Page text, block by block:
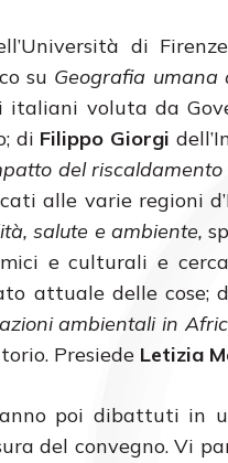
di
su Geografia umana
voluta da
di Filippo Giorgi
del
alle varie regioni
salute e ambiente,
e culturali e
attuale delle cose;
ambientali in
Presiede Letizia
poi dibattuti in
del convegno. Vi